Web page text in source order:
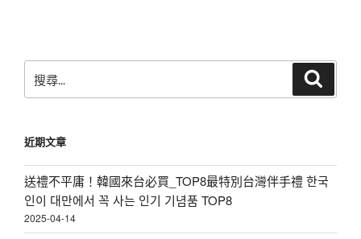
尋
字:
近期文章
送禮不平庸！韓國來台必買_TOP8最特別台灣伴手禮 한국
인이 대만에서 꼭 사는 인기 기념품 TOP8
2025-04-14